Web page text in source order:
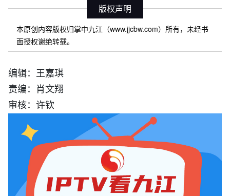
版权声明
本原创内容版权归掌中九江（www.jjcbw.com）所有，未经书
面授权谢绝转载。
编辑：王嘉琪
责编：肖文翔
审核：许钦